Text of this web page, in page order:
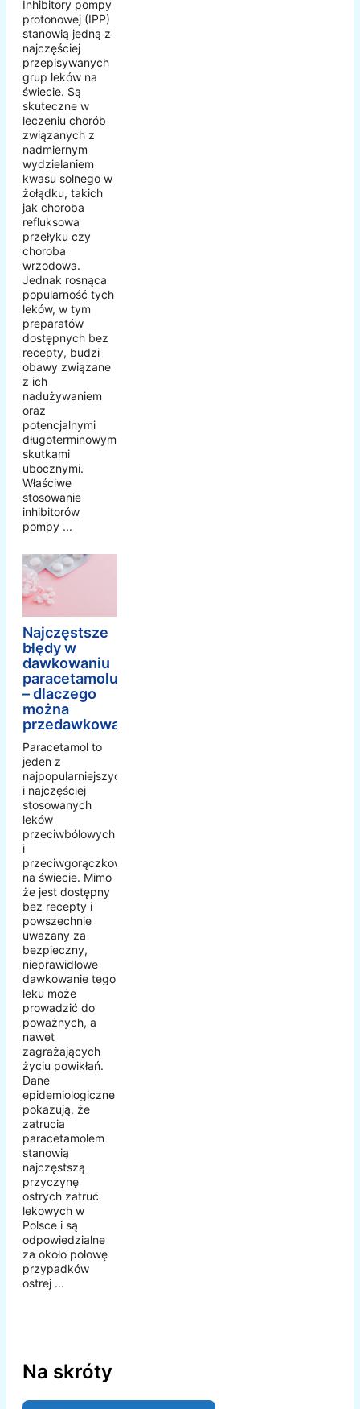
Inhibitory pompy
protonowej (IPP)
stanowią jedną z
najczęściej
przepisywanych
grup leków na
świecie. Są
skuteczne w
leczeniu chorób
związanych z
nadmiernym
wydzielaniem
kwasu solnego w
żołądku, takich
jak choroba
refluksowa
przełyku czy
choroba
wrzodowa.
Jednak rosnąca
popularność tych
leków, w tym
preparatów
dostępnych bez
recepty, budzi
obawy związane
z ich
nadużywaniem
oraz
potencjalnymi
długoterminowymi
skutkami
ubocznymi.
Właściwe
stosowanie
inhibitorów
pompy ...
Najczęstsze
błędy w
dawkowaniu
paracetamolu
– dlaczego
można
przedawkować
Paracetamol to
jeden z
najpopularniejszych
i najczęściej
stosowanych
leków
przeciwbólowych
i
przeciwgorączkowych
na świecie. Mimo
że jest dostępny
bez recepty i
powszechnie
uważany za
bezpieczny,
nieprawidłowe
dawkowanie tego
leku może
prowadzić do
poważnych, a
nawet
zagrażających
życiu powikłań.
Dane
epidemiologiczne
pokazują, że
zatrucia
paracetamolem
stanowią
najczęstszą
przyczynę
ostrych zatruć
lekowych w
Polsce i są
odpowiedzialne
za około połowę
przypadków
ostrej ...
Na skróty